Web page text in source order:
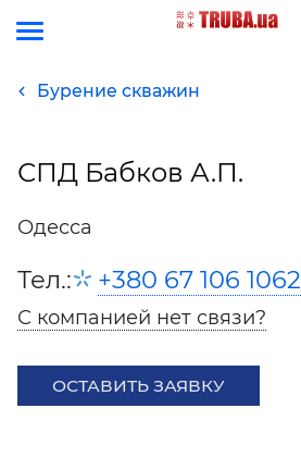
Бурение скважин
СПД Бабков А.П.
Одесса
Тел.: +380 67 106 1062
С компанией нет связи?
ОСТАВИТЬ ЗАЯВКУ